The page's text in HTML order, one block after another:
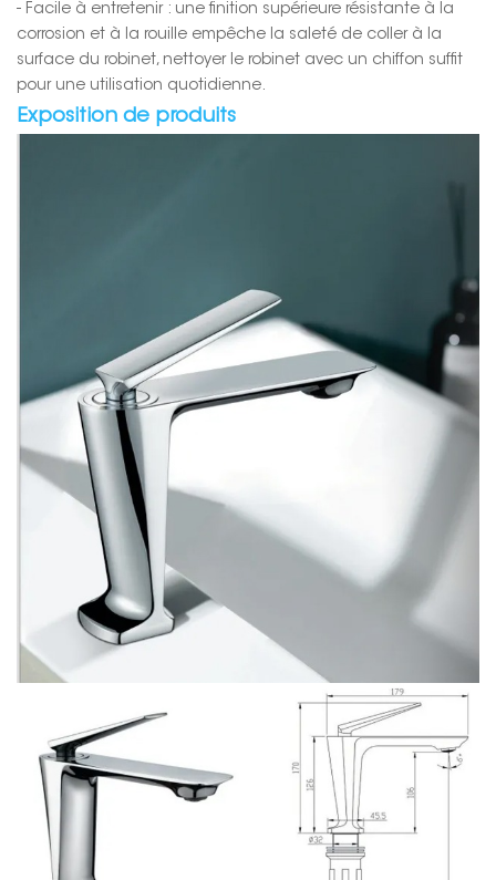
- Facile à entretenir : une finition supérieure résistante à la
corrosion et à la rouille empêche la saleté de coller à la
surface du robinet, nettoyer le robinet avec un chiffon suffit
pour une utilisation quotidienne.
Exposition de produits